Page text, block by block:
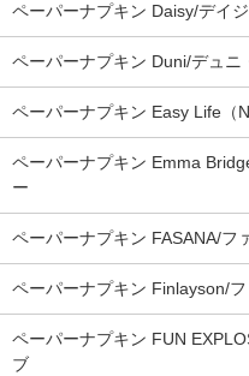
ペーパーナプキン Daisy/デイ
ペーパーナプキン Duni/デュニ
ペーパーナプキン Easy Life（
ペーパーナプキン Emma
ー
ペーパーナプキン FASANA/フ
ペーパーナプキン Finlayson/
ペーパーナプキン FUN
ブ